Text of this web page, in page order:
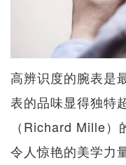
高辨识度的腕表是
表的品味显得独特
（Richard Mille）
令人惊艳的美学力